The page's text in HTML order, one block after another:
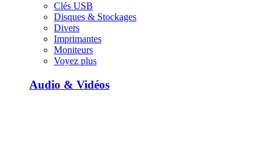
Clés USB
Disques & Stockages
Divers
Imprimantes
Moniteurs
Voyez plus
Audio & Vidéos